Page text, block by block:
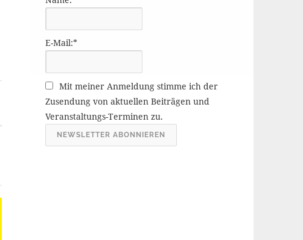
r
e
r
c
h
i
E-Mail:*
Mit meiner Anmeldung stimme ich der
Zusendung von aktuellen Beiträgen und
Veranstaltungs-Terminen zu.